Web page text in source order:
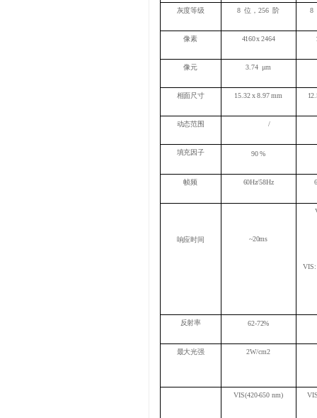
灰度等级 8 位， 256 阶 8
像素 4160x 2464
像元 3.74 μm
相面尺寸 15.32x8.97 mm
动态范围 /
填充因子 90%
帧频 60Hz/58Hz
响应时间 ~20ms
VIS:
反射率 62-72%
最大光强 2W/cm2
VIS(420-650 nm)